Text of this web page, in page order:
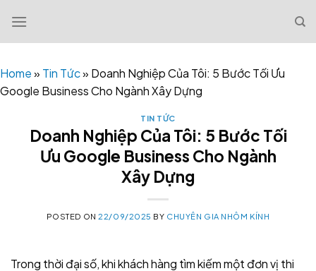
content
Home» Tin Tức» Doanh Nghiệp Của Tôi: 5 Bước Tối Ưu
Google Business Cho Ngành Xây Dựng
TIN TỨC
Doanh Nghiệp Của Tôi: 5 Bước Tối
Ưu Google Business Cho Ngành
Xây Dựng
POSTED ON22/09/2025 BY CHUYÊN GIA NHÔM KÍNH
Trong thời đại số, khi khách hàng tìm kiếm một đơn vị thi